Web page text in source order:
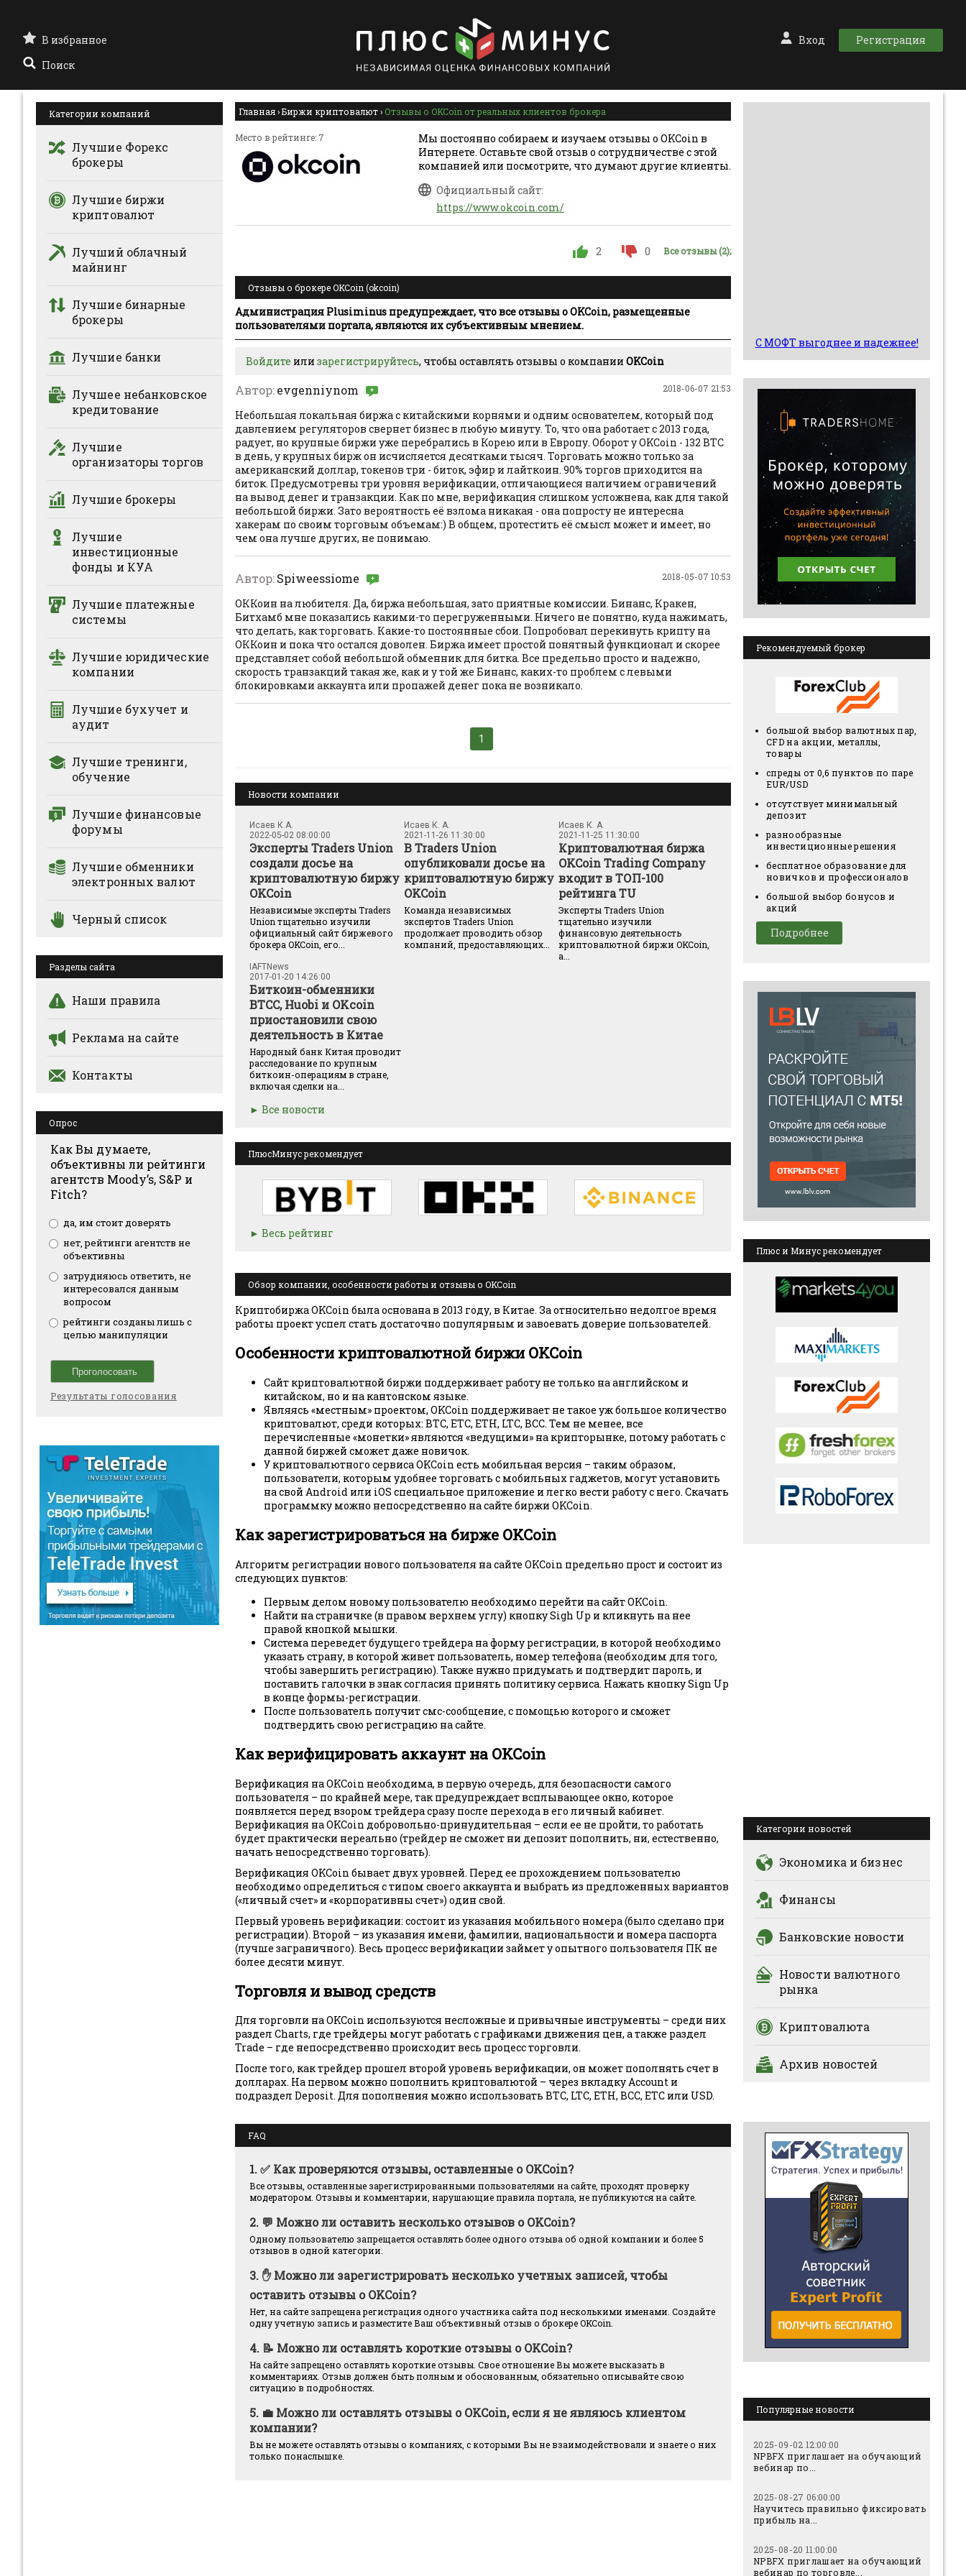
В избранное
Поиск
Вход Регистрация
Категории компаний
Лучшие Форекс
брокеры
Лучшие биржи
криптовалют
Лучший облачный
майнинг
Лучшие бинарные
брокеры
Лучшие банки
Лучшее небанковское
кредитование
Лучшие
организаторы торгов
Лучшие брокеры
Лучшие
инвестиционные
фонды и КУА
Лучшие платежные
системы
Лучшие юридические
компании
Лучшие бухучет и
аудит
Лучшие тренинги,
обучение
Лучшие финансовые
форумы
Лучшие обменники
электронных валют
Черный список
Разделы сайта
Наши правила
Реклама на сайте
Контакты
Опрос
Как Вы думаете,
объективны ли рейтинги
агентств Moody’s, S&P и
Fitch?
да, им стоит доверять
нет, рейтинги агентств не
объективны
затрудняюсь ответить, не
интересовался данным
вопросом
рейтинги созданы лишь с
целью манипуляции
Результаты голосования
Главная›Биржи криптовалют› Отзывы о OKCoin от реальных клиентов брокера
Место в рейтинге: 7
Мы постоянно собираем и изучаем отзывы о OKCoin в
Интернете. Оставьте свой отзыв о сотрудничестве с этой
компанией или посмотрите, что думают другие клиенты.
Официальный сайт:
https://www.okcoin.com/
2 0 Все отзывы (2);
Отзывы о брокере OKCoin (okcoin)
Администрация Plusiminus предупреждает, что все отзывы о OKCoin, размещенные
пользователями портала, являются их субъективным мнением.
Войдите или зарегистрируйтесь, чтобы оставлять отзывы о компании OKCoin
2018-06-07 21:53
Автор:evgenniynom
Небольшая локальная биржа с китайскими корнями и одним основателем, который под
давлением регуляторов свернет бизнес в любую минуту. То, что она работает с 2013 года,
радует, но крупные биржи уже перебрались в Корею или в Европу. Оборот у OKCoin - 132 BTC
в день, у крупных бирж он исчисляется десятками тысяч. Торговать можно только за
американский доллар, токенов три - биток, эфир и лайткоин. 90% торгов приходится на
биток. Предусмотрены три уровня верификации, отличающиеся наличием ограничений
на вывод денег и транзакции. Как по мне, верификация слишком усложнена, как для такой
небольшой биржи. Зато вероятность её взлома никакая - она попросту не интересна
хакерам по своим торговым объемам:) В общем, протестить её смысл может и имеет, но
чем она лучше других, не понимаю.
2018-05-07 10:53
Автор:Spiweessiome
ОККоин на любителя. Да, биржа небольшая, зато приятные комиссии. Бинанс, Кракен,
Битхамб мне показались какими-то перегруженными. Ничего не понятно, куда нажимать,
что делать, как торговать. Какие-то постоянные сбои. Попробовал перекинуть крипту на
ОККоин и пока что остался доволен. Биржа имеет простой понятный функционал и скорее
представляет собой небольшой обменник для битка. Все предельно просто и надежно,
скорость транзакций такая же, как и у той же Бинанс, каких-то проблем с левыми
блокировками аккаунта или пропажей денег пока не возникало.
1
Новости компании
Исаев К.А.
2022-05-02 08:00:00
Эксперты Traders Union
создали досье на
криптовалютную биржу
OKCoin
Независимые эксперты Traders
Union тщательно изучили
официальный сайт биржевого
брокера OKCoin, его...
Исаев К. А.
2021-11-26 11:30:00
В Traders Union
опубликовали досье на
криптовалютную биржу
OKCoin
Команда независимых
экспертов Traders Union
продолжает проводить обзор
компаний, предоставляющих...
Исаев К. А.
2021-11-25 11:30:00
Криптовалютная биржа
OKCoin Trading Company
входит в ТОП-100
рейтинга TU
Эксперты Traders Union
тщательно изучили
финансовую деятельность
криптовалютной биржи OKCoin,
а...
IAFTNews
2017-01-20 14:26:00
Биткоин-обменники
BTCC, Huobi и OKcoin
приостановили свою
деятельность в Китае
Народный банк Китая проводит
расследование по крупным
биткоин-операциям в стране,
включая сделки на...
Все новости
ПлюсМинус рекомендует
Весь рейтинг
Обзор компании, особенности работы и отзывы о OKCoin
Криптобиржа OKCoin была основана в 2013 году, в Китае. За относительно недолгое время
работы проект успел стать достаточно популярным и завоевать доверие пользователей.
Особенности криптовалютной биржи OKCoin
Сайт криптовалютной биржи поддерживает работу не только на английском и
китайском, но и на кантонском языке.
Являясь «местным» проектом, OKCoin поддерживает не такое уж большое количество
криптовалют, среди которых: BTC, ETC, ETH, LTC, BCC. Тем не менее, все
перечисленные «монетки» являются «ведущими» на крипторынке, потому работать с
данной биржей сможет даже новичок.
У криптовалютного сервиса OKCoin есть мобильная версия – таким образом,
пользователи, которым удобнее торговать с мобильных гаджетов, могут установить
на свой Android или iOS специальное приложение и легко вести работу с него. Скачать
программку можно непосредственно на сайте биржи OKCoin.
Как зарегистрироваться на бирже OKCoin
Алгоритм регистрации нового пользователя на сайте OKCoin предельно прост и состоит из
следующих пунктов:
Первым делом новому пользователю необходимо перейти на сайт OKCoin.
Найти на страничке (в правом верхнем углу) кнопку Sigh Up и кликнуть на нее
правой кнопкой мышки.
Система переведет будущего трейдера на форму регистрации, в которой необходимо
указать страну, в которой живет пользователь, номер телефона (необходим для того,
чтобы завершить регистрацию). Также нужно придумать и подтвердит пароль, и
поставить галочки в знак согласия принять политику сервиса. Нажать кнопку Sign Up
в конце формы-регистрации.
После пользователь получит смс-сообщение, с помощью которого и сможет
подтвердить свою регистрацию на сайте.
Как верифицировать аккаунт на OKCoin
Верификация на OKCoin необходима, в первую очередь, для безопасности самого
пользователя – по крайней мере, так предупреждает всплывающее окно, которое
появляется перед взором трейдера сразу после перехода в его личный кабинет.
Верификация на OKCoin добровольно-принудительная – если ее не пройти, то работать
будет практически нереально (трейдер не сможет ни депозит пополнить, ни, естественно,
начать непосредственно торговать).
Верификация OKCoin бывает двух уровней. Перед ее прохождением пользователю
необходимо определиться с типом своего аккаунта и выбрать из предложенных вариантов
(«личный счет» и «корпоративны счет») один свой.
Первый уровень верификации: состоит из указания мобильного номера (было сделано при
регистрации). Второй – из указания имени, фамилии, национальности и номера паспорта
(лучше заграничного). Весь процесс верификации займет у опытного пользователя ПК не
более десяти минут.
Торговля и вывод средств
Для торговли на OKCoin используются несложные и привычные инструменты – среди них
раздел Charts, где трейдеры могут работать с графиками движения цен, а также раздел
Trade – где непосредственно происходит весь процесс торговли.
После того, как трейдер прошел второй уровень верификации, он может пополнять счет в
долларах. На первом можно пополнить криптовалютой – через вкладку Account и
подраздел Deposit. Для пополнения можно использовать BTC, LTC, ETH, BCC, ETC или USD.
FAQ
1.✅ Как проверяются отзывы, оставленные о OKCoin?
Все отзывы, оставленные зарегистрированными пользователями на сайте, проходят проверку
модератором. Отзывы и комментарии, нарушающие правила портала, не публикуются на сайте.
2. 💬 Можно ли оставить несколько отзывов о OKCoin?
Одному пользователю запрещается оставлять более одного отзыва об одной компании и более 5
отзывов в одной категории.
3. ✋ Можно ли зарегистрировать несколько учетных записей, чтобы
оставить отзывы о OKCoin?
Нет, на сайте запрещена регистрация одного участника сайта под несколькими именами. Создайте
одну учетную запись и разместите Ваш объективный отзыв о брокере OKCoin.
4. 📝 Можно ли оставлять короткие отзывы о OKCoin?
На сайте запрещено оставлять короткие отзывы. Свое отношение Вы можете высказать в
комментариях. Отзыв должен быть полным и обоснованным, обязательно описывайте свою
ситуацию в подробностях.
5. 💼 Можно ли оставлять отзывы о OKCoin, если я не являюсь клиентом
компании?
Вы не можете оставлять отзывы о компаниях, с которыми Вы не взаимодействовали и знаете о них
только понаслышке.
С МОФТ выгоднее и надежнее!
Рекомендуемый брокер
большой выбор валютных пар,
CFD на акции, металлы,
товары
спреды от 0,6 пунктов по паре
EUR/USD
отсутствует минимальный
депозит
разнообразные
инвестиционные решения
бесплатное образование для
новичков и профессионалов
большой выбор бонусов и
акций
Подробнее
Плюс и Минус рекомендует
Категории новостей
Экономика и бизнес
Финансы
Банковские новости
Новости валютного
рынка
Криптовалюта
Архив новостей
Популярные новости
2025-09-02 12:00:00
NPBFX приглашает на обучающий
вебинар по...
2025-08-27 06:00:00
Научитесь правильно фиксировать
прибыль на...
2025-08-20 11:00:00
NPBFX приглашает на обучающий
вебинар по торговле...